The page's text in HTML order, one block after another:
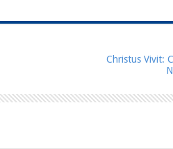
Christus Vivit: